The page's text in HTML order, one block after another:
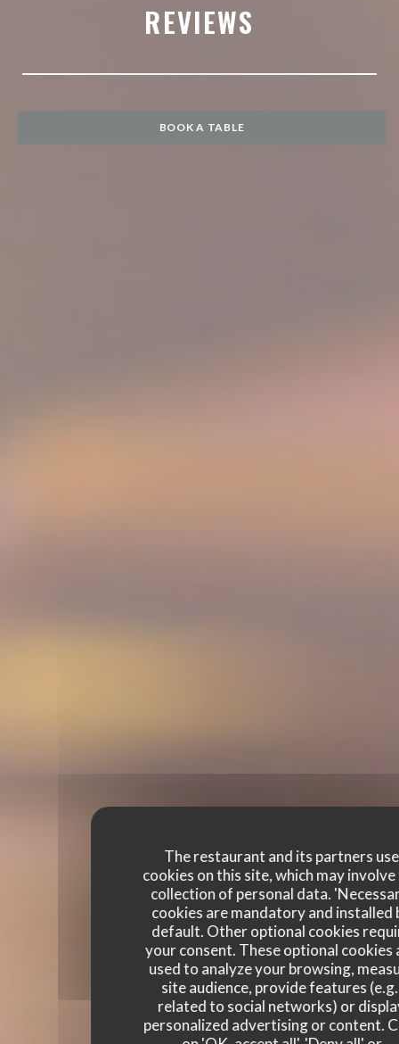
The restaurant and its partners use
cookies on this site, which may
collection of personal data.
cookies are mandatory and installed
default. Other optional cookies
your consent. These optional cookies
used to analyze your browsing,
site audience, provide features
related to social networks) or
personalized advertising or content.
REVIEWS
BOOK A TABLE